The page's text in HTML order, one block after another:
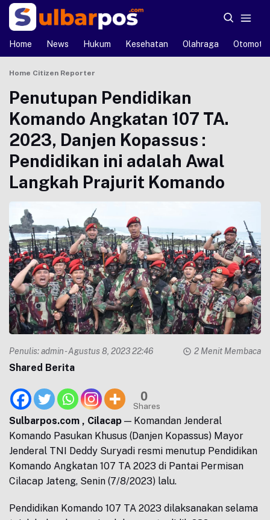
Home News Hukum Kesehatan Olahraga Otomotif
Home Citizen Reporter
Penutupan Pendidikan
Komando Angkatan 107 TA.
2023, Danjen Kopassus :
Pendidikan ini adalah Awal
Langkah Prajurit Komando
Penulis:admin- Agustus 8, 2023 22:46 2 Menit Membaca
Shared Berita
0
Shares
Sulbarpos.com , Cilacap — Komandan Jenderal
Komando Pasukan Khusus (Danjen Kopassus) Mayor
Jenderal TNI Deddy Suryadi resmi menutup Pendidikan
Komando Angkatan 107 TA 2023 di Pantai Permisan
Cilacap Jateng, Senin (7/8/2023) lalu.
Pendidikan Komando 107 TA 2023 dilaksanakan selama